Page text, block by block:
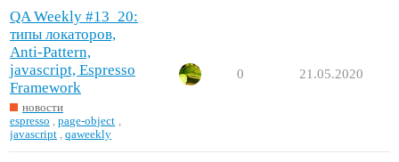
QA Weekly #13_20:
типы локаторов,
Anti-Pattern,
javascript, Espresso
Framework
новости
espresso
,page-object
javascript ,qaweekly
0 21.05.2020